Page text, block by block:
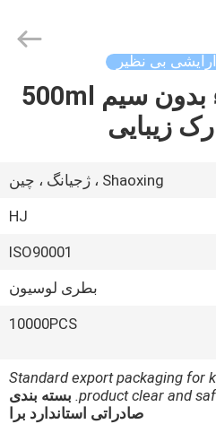
بی نظیر
بطری پمپ خلاء بدون سیم 500ml
زیبایی
Shaoxing ، ژجیانگ ، چین
HJ
ISO90001
بطری لوسیون
10000PCS
Standard export packaging for
product clear and بسته بندی
صادراتی استاندارد برا